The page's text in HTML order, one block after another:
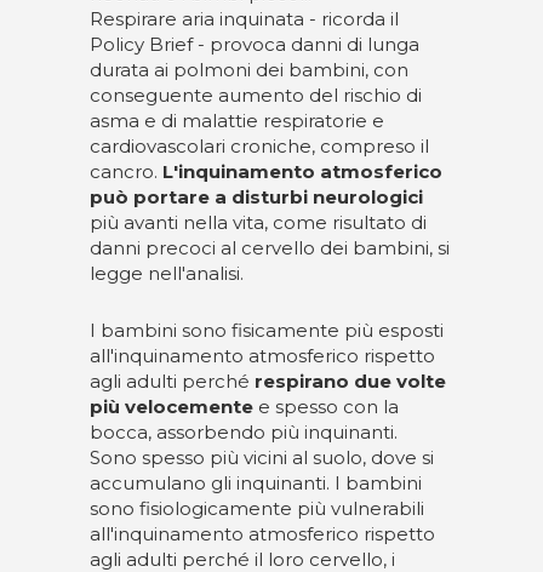
Respirare aria inquinata - ricorda il
Policy Brief - provoca danni di lunga
durata ai polmoni dei bambini, con
conseguente aumento del rischio di
asma e di malattie respiratorie e
cardiovascolari croniche, compreso il
cancro. L'inquinamento atmosferico
può portare a disturbi neurologici
più avanti nella vita, come risultato di
danni precoci al cervello dei bambini, si
legge nell'analisi.
I bambini sono fisicamente più esposti
all'inquinamento atmosferico rispetto
agli adulti perché respirano due volte
più velocemente e spesso con la
bocca, assorbendo più inquinanti.
Sono spesso più vicini al suolo, dove si
accumulano gli inquinanti. I bambini
sono fisiologicamente più vulnerabili
all'inquinamento atmosferico rispetto
agli adulti perché il loro cervello, i